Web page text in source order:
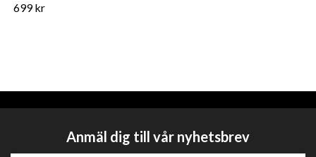
699 kr
Anmäl dig till vår nyhetsbrev